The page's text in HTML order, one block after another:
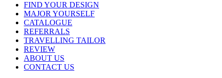
FIND YOUR DESIGN
MAJOR YOURSELF
CATALOGUE
REFERRALS
TRAVELLING TAILOR
REVIEW
ABOUT US
CONTACT US